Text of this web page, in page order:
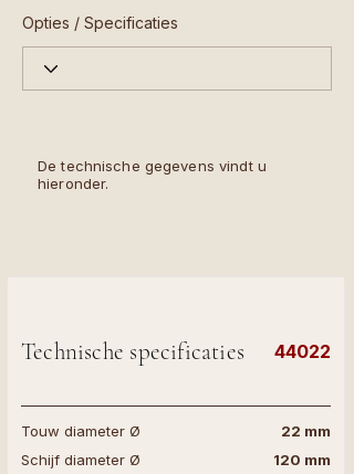
Opties / Specificaties
De technische gegevens vindt u
hieronder.
Technische specificaties 44022
Touw diameter Ø
22 mm
Schijf diameter Ø
120 mm